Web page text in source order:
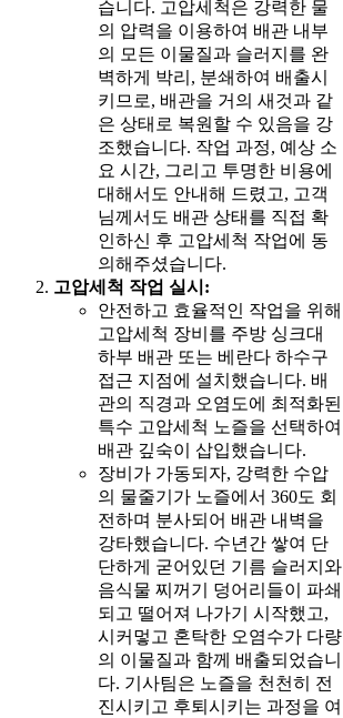
습니다. 고압세척은 강력한 물
의 압력을 이용하여 배관 내부
의 모든 이물질과 슬러지를 완
벽하게 박리, 분쇄하여 배출시
키므로, 배관을 거의 새것과 같
은 상태로 복원할 수 있음을 강
조했습니다. 작업 과정, 예상 소
요 시간, 그리고 투명한 비용에
대해서도 안내해 드렸고, 고객
님께서도 배관 상태를 직접 확
인하신 후 고압세척 작업에 동
의해주셨습니다.
고압세척 작업 실시:
안전하고 효율적인 작업을 위해
고압세척 장비를 주방 싱크대
하부 배관 또는 베란다 하수구
접근 지점에 설치했습니다. 배
관의 직경과 오염도에 최적화된
특수 고압세척 노즐을 선택하여
배관 깊숙이 삽입했습니다.
장비가 가동되자, 강력한 수압
의 물줄기가 노즐에서 360도 회
전하며 분사되어 배관 내벽을
강타했습니다. 수년간 쌓여 단
단하게 굳어있던 기름 슬러지와
음식물 찌꺼기 덩어리들이 파쇄
되고 떨어져 나가기 시작했고,
시커멓고 혼탁한 오염수가 다량
의 이물질과 함께 배출되었습니
다. 기사팀은 노즐을 천천히 전
진시키고 후퇴시키는 과정을 여